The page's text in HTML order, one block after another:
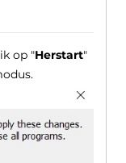
op "Herstart"